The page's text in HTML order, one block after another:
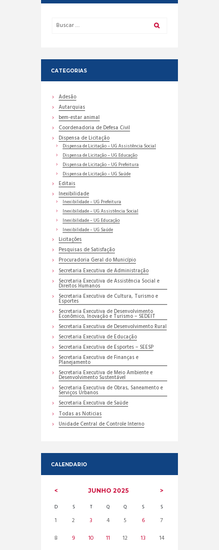
CATEGORIAS
Adesão
Autarquias
bem-estar animal
Coordenadoria de Defesa Civil
Dispensa de Licitação
Dispensa de Licitação – UG Assistência Social
Dispensa de Licitação – UG Educação
Dispensa de Licitação – UG Prefeitura
Dispensa de Licitação – UG Saúde
Editais
Inexibilidade
Inexibilidade – UG Prefeitura
Inexibilidade – UG Assistência Social
Inexibilidade – UG Educação
Inexibilidade – UG Saúde
Licitações
Pesquisas de Satisfação
Procuradoria Geral do Município
Secretaria Executiva de Administração
Secretaria Executiva de Assistência Social e
Direitos Humanos
Secretaria Executiva de Cultura, Turismo e
Esportes
Secretaria Executiva de Desenvolvimento
Econômico, Inovação e Turismo – SEDEIT
Secretaria Executiva de Desenvolvimento Rural
Secretaria Executiva de Educação
Secretaria Executiva de Esportes – SEESP
Secretaria Executiva de Finanças e
Planejamento
Secretaria Executiva de Meio Ambiente e
Desenvolvimento Sustentável
Secretaria Executiva de Obras, Saneamento e
Serviços Urbanos
Secretaria Executiva de Saúde
Todas as Noticias
Unidade Central de Controle Interno
CALENDARIO
JUNHO2025
D S T Q Q S S
1 2 3 4 5 6
7
8
9 10 11 12 13 14